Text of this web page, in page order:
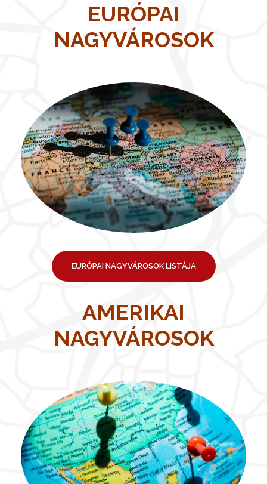
EURÓPAI
NAGYVÁROSOK
EURÓPAI NAGYVÁROSOK LISTÁJA
AMERIKAI
NAGYVÁROSOK